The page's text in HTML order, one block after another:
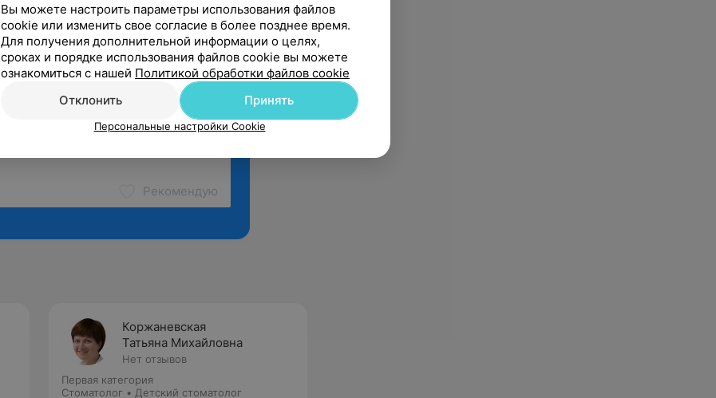
Рекомендую
Коржаневская
Татьяна Михайловна
Нет отзывов
Первая категория
Стоматолог • Детский стоматолог
Вы можете настроить параметры использования файлов
cookie или изменить свое согласие в более позднее время.
Для получения дополнительной информации о целях,
сроках и порядке использования файлов cookie вы можете
ознакомиться с нашей Политикой обработки файлов cookie
Отклонить
Принять
Персональные настройки Cookie